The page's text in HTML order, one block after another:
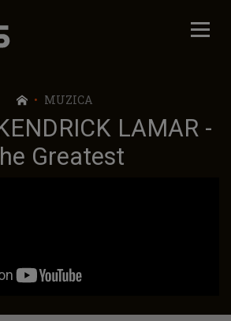
MUZICA
LAMAR -
Greatest